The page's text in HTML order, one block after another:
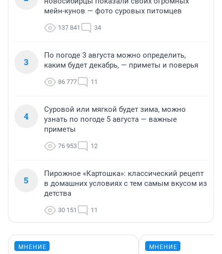
мейн-кунов — фото суровых питомцев
137 841 34
3
По погоде 3 августа можно определить,
каким будет декабрь, — приметы и поверья
86 777 11
4
Суровой или мягкой будет зима, можно
узнать по погоде 5 августа — важные
приметы
76 953 12
5
Пирожное «Картошка»: классический рецепт
в домашних условиях с тем самым вкусом из
детства
30 151 11
МНЕНИЕ МНЕНИЕ